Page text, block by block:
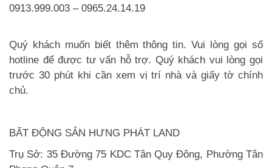
0913.999.003 – 0965.24.14.19
Quý khách muốn biết thêm thông tin. Vui lòng gọi số
hotline để được tư vấn hỗ trợ. Quý khách vui lòng gọi
trước 30 phút khi cần xem vị trí nhà và giấy tờ chính
chủ.
BẤT ĐỘNG SẢN HƯNG PHÁT LAND
Trụ Sở: 35 Đường 75 KDC Tân Quy Đông, Phường Tân